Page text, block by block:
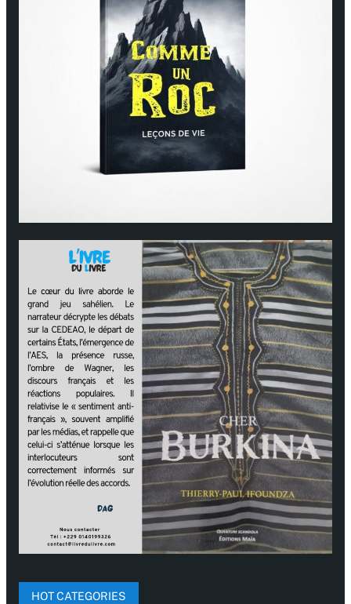
HOT CATEGORIES